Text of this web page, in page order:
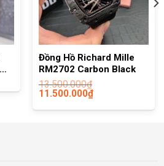
Đồng Hồ Richard Mille
RM2702 Carbon Black
13.500.000₫
11.500.000₫